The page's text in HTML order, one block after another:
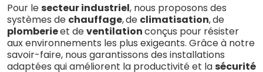
Pour lesecteur industriel, nous proposons des
systèmes de chauffage,de climatisation,de
plomberieet deventilationconçus pour résister
aux environnements les plus exigeants. Grâce à notre
savoir-faire, nous garantissons des installations
adaptées qui améliorent la productivité et lasécurité